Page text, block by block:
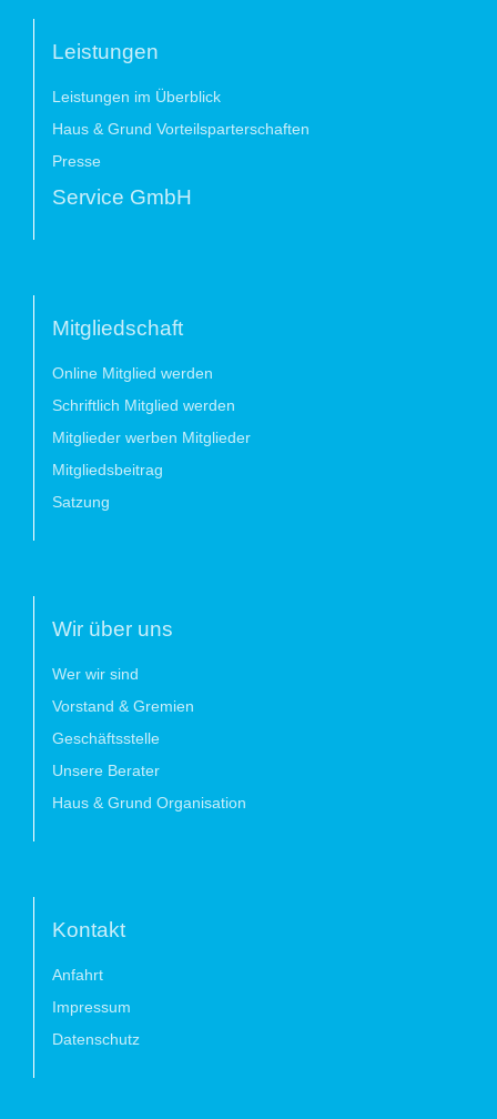
Leistungen
Leistungen im Überblick
Haus & Grund Vorteilsparterschaften
Presse
Service GmbH
Mitgliedschaft
Online Mitglied werden
Schriftlich Mitglied werden
Mitglieder werben Mitglieder
Mitgliedsbeitrag
Satzung
Wir über uns
Wer wir sind
Vorstand & Gremien
Geschäftsstelle
Unsere Berater
Haus & Grund Organisation
Kontakt
Anfahrt
Impressum
Datenschutz